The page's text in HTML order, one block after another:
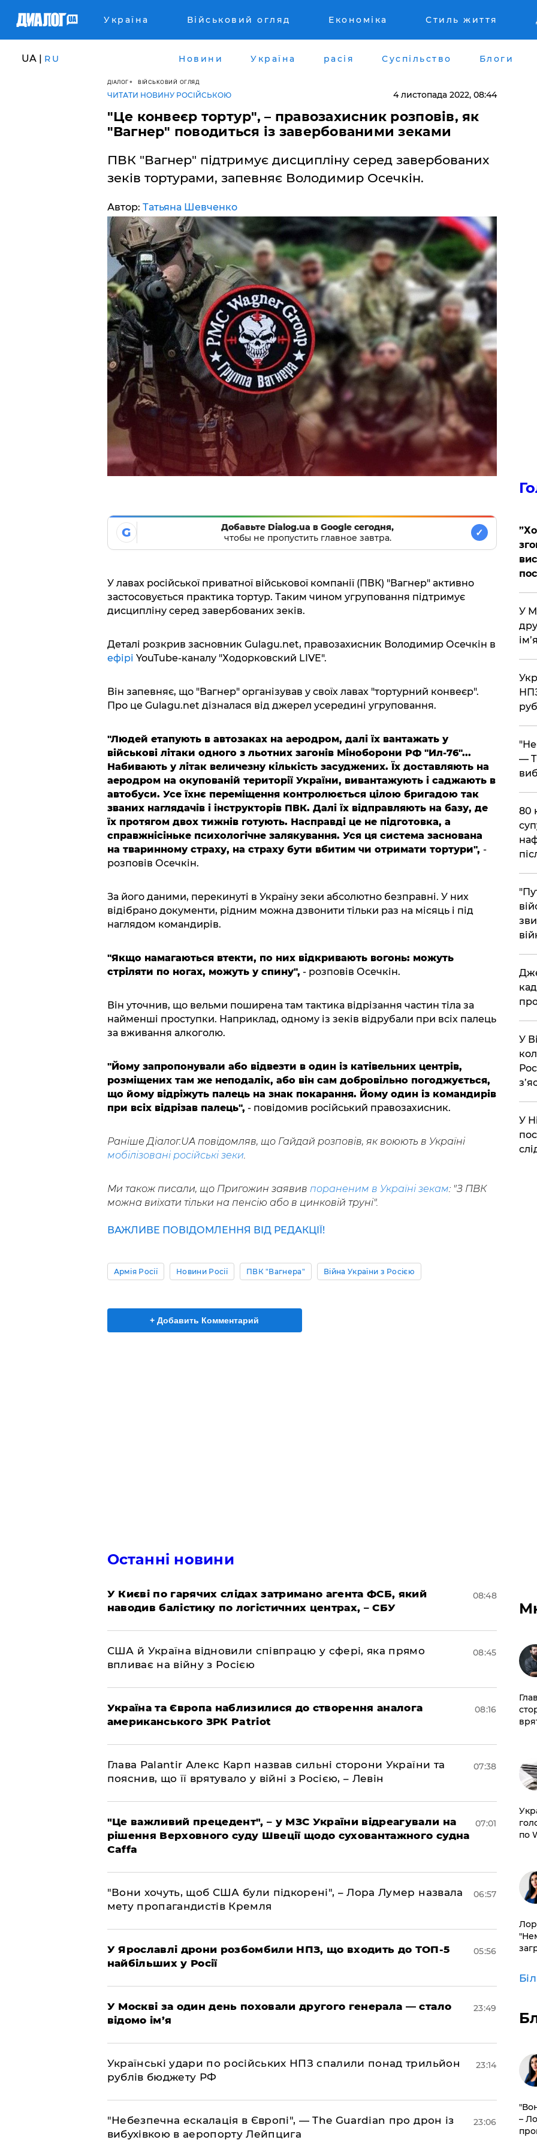
Україна Військовий огляд Економіка Стиль життя
UA | RU Новини Україна расія Суспільство Блоги
ДІАЛОГ ВІЙСЬКОВИЙ ОГЛЯД
ЧИТАТИ НОВИНУ РОСІЙСЬКОЮ 4 листопада 2022, 08:44
"Це конвеєр тортур", – правозахисник розповів, як
"Вагнер" поводиться із завербованими зеками
ПВК "Вагнер" підтримує дисципліну серед завербованих
зеків тортурами, запевняє Володимир Осечкін.
Автор: Татьяна Шевченко
G
Добавьте Dialog.ua в Google сегодня,
чтобы не пропустить главное завтра.
✓
У лавах російської приватної військової компанії (ПВК) "Вагнер" активно
застосовується практика тортур. Таким чином угруповання підтримує
дисципліну серед завербованих зеків.
Деталі розкрив засновник Gulagu.net, правозахисник Володимир Осечкін в
ефірі YouTube-каналу "Ходорковский LIVE".
Він запевняє, що "Вагнер" організував у своїх лавах "тортурний конвеєр".
Про це Gulagu.net дізналася від джерел усередині угруповання.
"Людей етапують в автозаках на аеродром, далі їх вантажать у
військові літаки одного з льотних загонів Міноборони РФ "Ил-76"...
Набивають у літак величезну кількість засуджених. Їх доставляють на
аеродром на окупованій території України, вивантажують і саджають в
автобуси. Усе їхнє переміщення контролюється цілою бригадою так
званих наглядачів і інструкторів ПВК. Далі їх відправляють на базу, де
їх протягом двох тижнів готують. Насправді це не підготовка, а
справжнісіньке психологічне залякування. Уся ця система заснована
на тваринному страху, на страху бути вбитим чи отримати тортури", -
розповів Осечкін.
За його даними, перекинуті в Україну зеки абсолютно безправні. У них
відібрано документи, рідним можна дзвонити тільки раз на місяць і під
наглядом командирів.
"Якщо намагаються втекти, по них відкривають вогонь: можуть
стріляти по ногах, можуть у спину", - розповів Осечкін.
Він уточнив, що вельми поширена там тактика відрізання частин тіла за
найменші проступки. Наприклад, одному із зеків відрубали при всіх палець
за вживання алкоголю.
"Йому запропонували або відвезти в один із катівельних центрів,
розміщених там же неподалік, або він сам добровільно погоджується,
що йому відріжуть палець на знак покарання. Йому один із командирів
при всіх відрізав палець", - повідомив російський правозахисник.
Раніше Діалог.UA повідомляв, що Гайдай розповів, як воюють в Україні
мобілізовані російські зеки.
Ми також писали, що Пригожин заявив пораненим в Україні зекам: "З ПВК
можна виїхати тільки на пенсію або в цинковій труні".
ВАЖЛИВЕ ПОВІДОМЛЕННЯ ВІД РЕДАКЦІЇ!
Армія Росії Новини Росії ПВК "Вагнера" Війна України з Росією
+ Добавить Комментарий
Останні новини
У Києві по гарячих слідах затримано агента ФСБ, який
наводив балістику по логістичних центрах, – СБУ
08:48
США й Україна відновили співпрацю у сфері, яка прямо
впливає на війну з Росією
08:45
Україна та Європа наблизилися до створення аналога
американського ЗРК Patriot
08:16
Глава Palantir Алекс Карп назвав сильні сторони України та
пояснив, що її врятувало у війні з Росією, – Левін
07:38
"Це важливий прецедент", – у МЗС України відреагували на
рішення Верховного суду Швеції щодо суховантажного судна
Caffa
07:01
"Вони хочуть, щоб США були підкорені", – Лора Лумер назвала
мету пропагандистів Кремля
06:57
У Ярославлі дрони розбомбили НПЗ, що входить до ТОП-5
найбільших у Росії
05:56
​У Москві за один день поховали другого генерала — стало
відомо ім’я
23:49
​Українські удари по російських НПЗ спалили понад трильйон
рублів бюджету РФ
23:14
​"Небезпечна ескалація в Європі", — The Guardian про дрон із
вибухівкою в аеропорту Лейпцига
23:06
​У
ім’я
—
​80
​У
​У
по
–